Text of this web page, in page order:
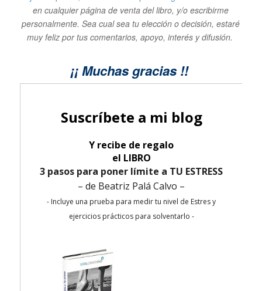
en cualquier página de venta del libro, y/o escribirme
personalmente. Sea cual sea tu elección o decisión, estaré
muy feliz por tus comentarios, apoyo, interés y difusión.
¡¡ Muchas gracias !!